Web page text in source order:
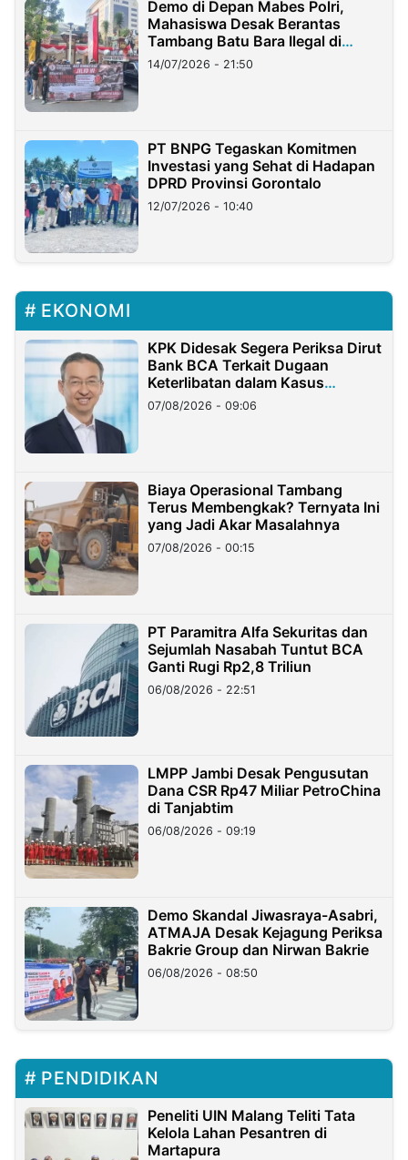
Demo di Depan Mabes Polri,
Mahasiswa Desak Berantas
Tambang Batu Bara Ilegal di
Lampung
14/07/2026 - 21:50
PT BNPG Tegaskan Komitmen
Investasi yang Sehat di Hadapan
DPRD Provinsi Gorontalo
12/07/2026 - 10:40
EKONOMI
KPK Didesak Segera Periksa Dirut
Bank BCA Terkait Dugaan
Keterlibatan dalam Kasus
Hilangnya Dana Nasabah Rp2,58
Miliar
07/08/2026 - 09:06
Biaya Operasional Tambang
Terus Membengkak? Ternyata Ini
yang Jadi Akar Masalahnya
07/08/2026 - 00:15
PT Paramitra Alfa Sekuritas dan
Sejumlah Nasabah Tuntut BCA
Ganti Rugi Rp2,8 Triliun
06/08/2026 - 22:51
LMPP Jambi Desak Pengusutan
Dana CSR Rp47 Miliar PetroChina
di Tanjabtim
06/08/2026 - 09:19
Demo Skandal Jiwasraya-Asabri,
ATMAJA Desak Kejagung Periksa
Bakrie Group dan Nirwan Bakrie
06/08/2026 - 08:50
PENDIDIKAN
Peneliti UIN Malang Teliti Tata
Kelola Lahan Pesantren di
Martapura